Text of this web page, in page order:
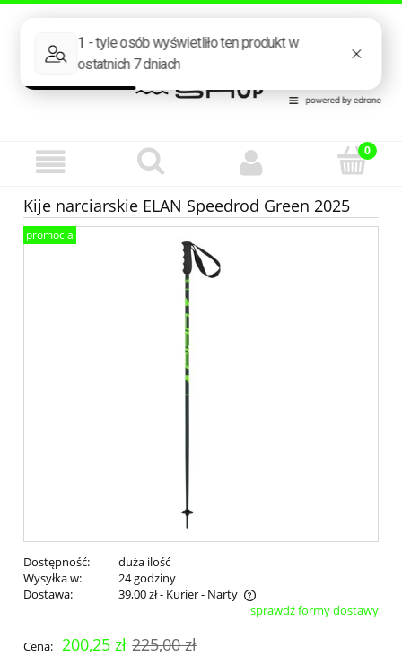
Zarejestruj się Zaloguj się
Kije narciarskie ELAN Speedrod Green 2025
promocja
Dostępność:
duża ilość
Wysyłka w:
24 godziny
Dostawa:
39,00 zł- Kurier - Narty
Cena nie zawiera ewentualnych kosztów płatnościsprawdź formy dostawy
Cena: 200,25 zł 225,00 zł